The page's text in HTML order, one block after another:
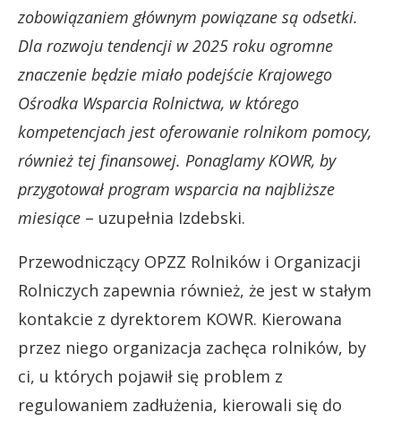
zobowiązaniem głównym powiązane są odsetki.
Dla rozwoju tendencji w 2025 roku ogromne
znaczenie będzie miało podejście Krajowego
Ośrodka Wsparcia Rolnictwa, w którego
kompetencjach jest oferowanie rolnikom pomocy,
również tej finansowej. Ponaglamy KOWR, by
przygotował program wsparcia na najbliższe
miesiące – uzupełnia Izdebski.
Przewodniczący OPZZ Rolników i Organizacji
Rolniczych zapewnia również, że jest w stałym
kontakcie z dyrektorem KOWR. Kierowana
przez niego organizacja zachęca rolników, by
ci, u których pojawił się problem z
regulowaniem zadłużenia, kierowali się do